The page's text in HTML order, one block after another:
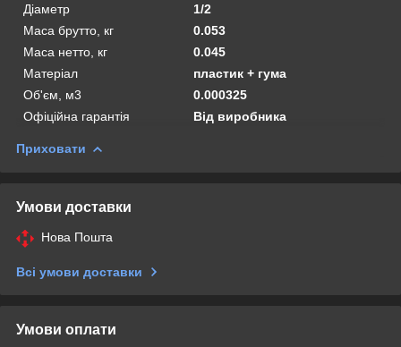
Діаметр
1/2
Маса брутто, кг
0.053
Маса нетто, кг
0.045
Матеріал
пластик + гума
Об'єм, м3
0.000325
Офіційна гарантія
Від виробника
Приховати
Умови доставки
Нова Пошта
Всі умови доставки
Умови оплати